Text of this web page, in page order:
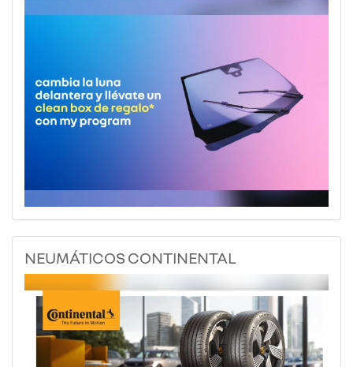
NEUMÁTICOS CONTINENTAL